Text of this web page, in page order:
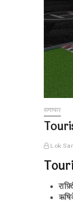
समाचार
Lok